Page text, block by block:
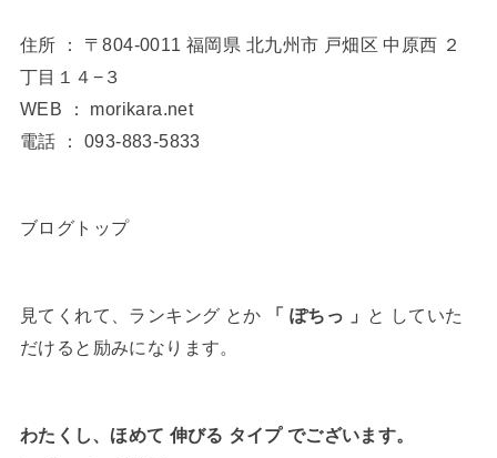
住所 ： 〒804-0011 福岡県 北九州市 戸畑区 中原西 ２
丁目１４−３
WEB ： morikara.net
電話 ： 093-883-5833
ブログトップ
見てくれて、ランキング とか 「 ぽちっ 」
と していた
だけると励みになります。
わたくし、ほめて 伸びる タイプ でございます。